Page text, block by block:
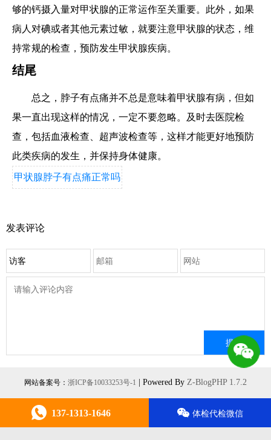
够的钙摄入量对甲状腺的正常运作至关重要。此外，如果
病人对碘或者其他元素过敏，就要注意甲状腺的状态，维
持常规的检查，预防发生甲状腺疾病。
结尾
总之，脖子有点痛并不总是意味着甲状腺有病，但如
果一直出现这样的情况，一定不要忽略。及时去医院检
查，包括血液检查、超声波检查等，这样才能更好地预防
此类疾病的发生，并保持身体健康。
甲状腺脖子有点痛正常吗
发表评论
网站备案号： 浙ICP备10033253号-1 | Powered By Z-BlogPHP 1.7.2
137-1313-1646 体检代检微信